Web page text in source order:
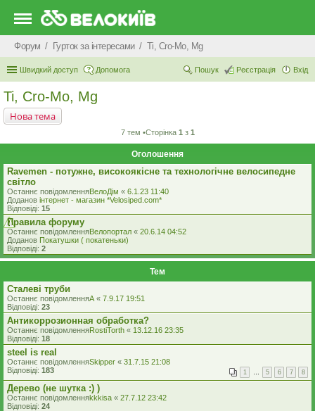
Форум Гурток за інтересами Ti, Cro-Mo, Mg
Швидкий доступ Допомога Вхід
Реєстрація
Пошук
Ti, Cro-Mo, Mg
Нова тема
7 тем •Сторінка 1 з 1
Оголошення
Ravemen - потужне, високоякісне та технологічне велосипедне
світло
Останнє повідомленняВелоДім « 6.1.23 11:40
Доданов iнтернет - магазин *Velosiped.com*
Відповіді: 15
Правила форуму
Останнє повідомленняВелопортал « 20.6.14 04:52
Доданов Покатушки ( покатеньки)
Відповіді: 2
Тем
Сталеві труби
Останнє повідомленняA « 7.9.17 19:51
Відповіді: 23
Антикоррозионная обработка?
Останнє повідомленняRostiTorth « 13.12.16 23:35
Відповіді: 18
steel is real
Останнє повідомленняSkipper « 31.7.15 21:08
Відповіді: 183 1 … 5 6 7 8
Дерево (не шутка :) )
Останнє повідомленняkkkisa « 27.7.12 23:42
Відповіді: 24